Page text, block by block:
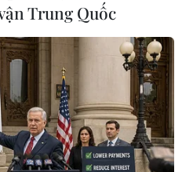
#Vòng loại #Ông lớn
Trung Quốc